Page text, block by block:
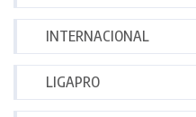
INTERNACIONAL
LIGAPRO